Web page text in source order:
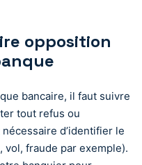
opposition
bancaire, il faut suivre
tout refus ou
d’identifier le
vol, fraude par exemple).